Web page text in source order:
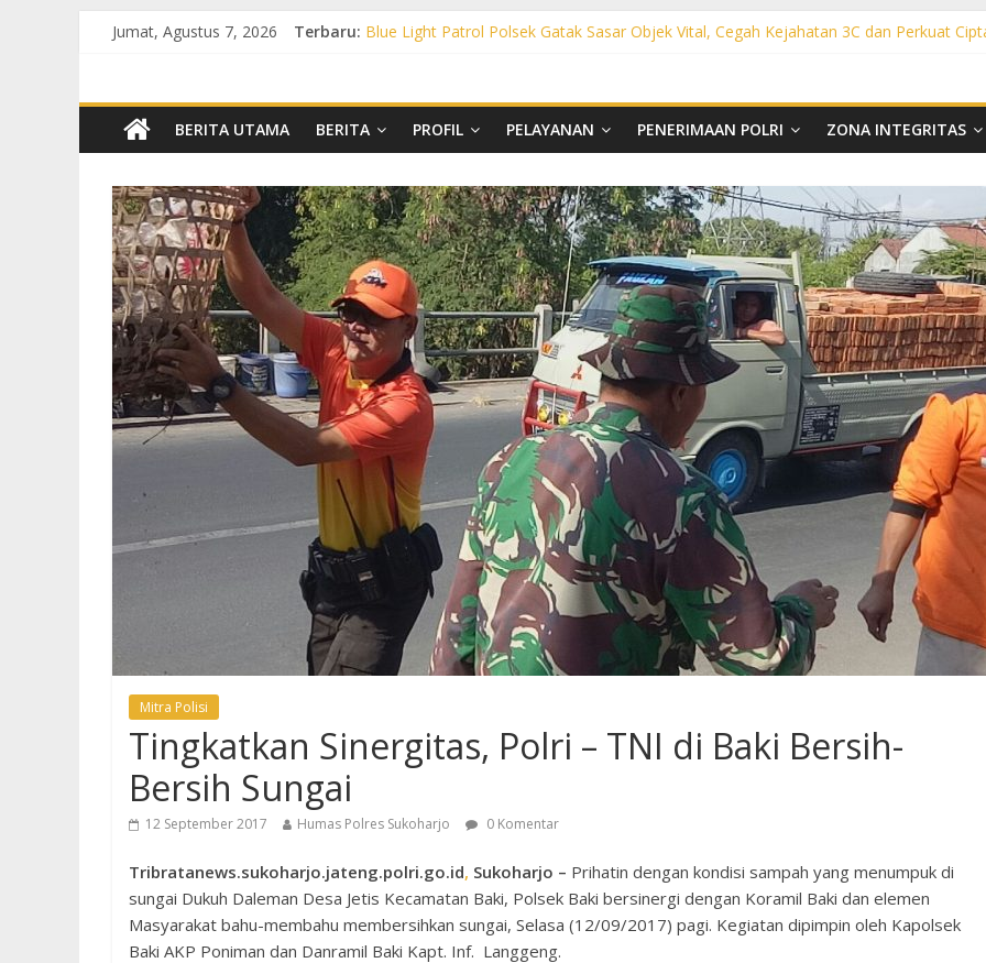
Jumat, Agustus 7, 2026 Terbaru: Blue Light Patrol Polsek Gatak Sasar Objek Vital, Cegah Kejahatan 3C dan Perkuat
Patroli Blue Light Polsek Nguter Sasar Perbankan hingga Permukiman, Antisipasi 3C
Blue Light Patrol Polsek Tawangsari Sisir Belasan Desa, Cegah Kejahatan 3C dan
BERITA UTAMA BERITA PROFIL PELAYANAN PENERIMAAN POLRI ZONA INTEGRITAS
Mitra Polisi
Tingkatkan Sinergitas, Polri – TNI di Baki Bersih-
Bersih Sungai
12 September 2017 Humas Polres Sukoharjo 0 Komentar
Tribratanews.sukoharjo.jateng.polri.go.id, Sukoharjo – Prihatin dengan kondisi sampah yang menumpuk di
sungai Dukuh Daleman Desa Jetis Kecamatan Baki, Polsek Baki bersinergi dengan Koramil Baki dan elemen
Masyarakat bahu-membahu membersihkan sungai, Selasa (12/09/2017) pagi. Kegiatan dipimpin oleh Kapolsek
Baki AKP Poniman dan Danramil Baki Kapt. Inf. Langgeng.